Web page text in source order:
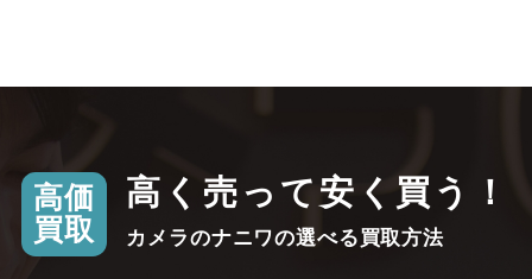
高価
買取
高く売って安く買う！
カメラのナニワの選べる買取方法